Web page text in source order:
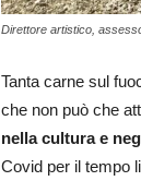
Direttore artistico,
Tanta carne sul
che non può che
nella cultura e
Covid per il tempo